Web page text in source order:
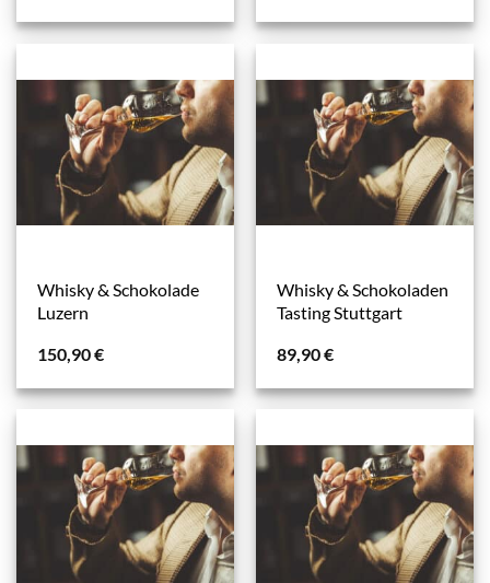
Whisky & Schokolade
Luzern
150,90€
Whisky & Schokoladen
Tasting Stuttgart
89,90€